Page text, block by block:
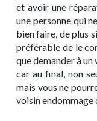
et avoir une
une personne qui
bien faire, de plus
préférable de le
que demander à
car au final, non
mais vous ne
voisin endommage